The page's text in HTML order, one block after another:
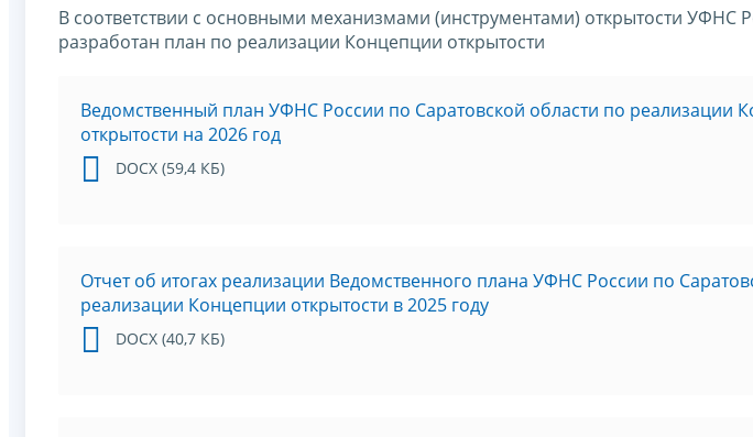
В соответствии с основными механизмами (инструментами) открытости УФНС
разработан план по реализации Концепции открытости
Ведомственный план УФНС России по Саратовской области по реализации
открытости на 2026 год
DOCX (59,4 КБ)
Отчет об итогах реализации Ведомственного плана УФНС России по
реализации Концепции открытости в 2025 году
DOCX (40,7 КБ)